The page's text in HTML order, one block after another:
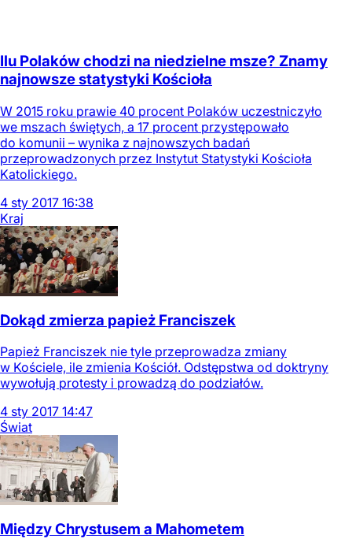
Ilu Polaków chodzi na niedzielne msze? Znamy
najnowsze statystyki Kościoła
W 2015 roku prawie 40 procent Polaków uczestniczyło
we mszach świętych, a 17 procent przystępowało
do komunii – wynika z najnowszych badań
przeprowadzonych przez Instytut Statystyki Kościoła
Katolickiego.
4 sty 2017 16:38
Kraj
Dokąd zmierza papież Franciszek
Papież Franciszek nie tyle przeprowadza zmiany
w Kościele, ile zmienia Kościół. Odstępstwa od doktryny
wywołują protesty i prowadzą do podziałów.
4 sty 2017 14:47
Świat
Między Chrystusem a Mahometem